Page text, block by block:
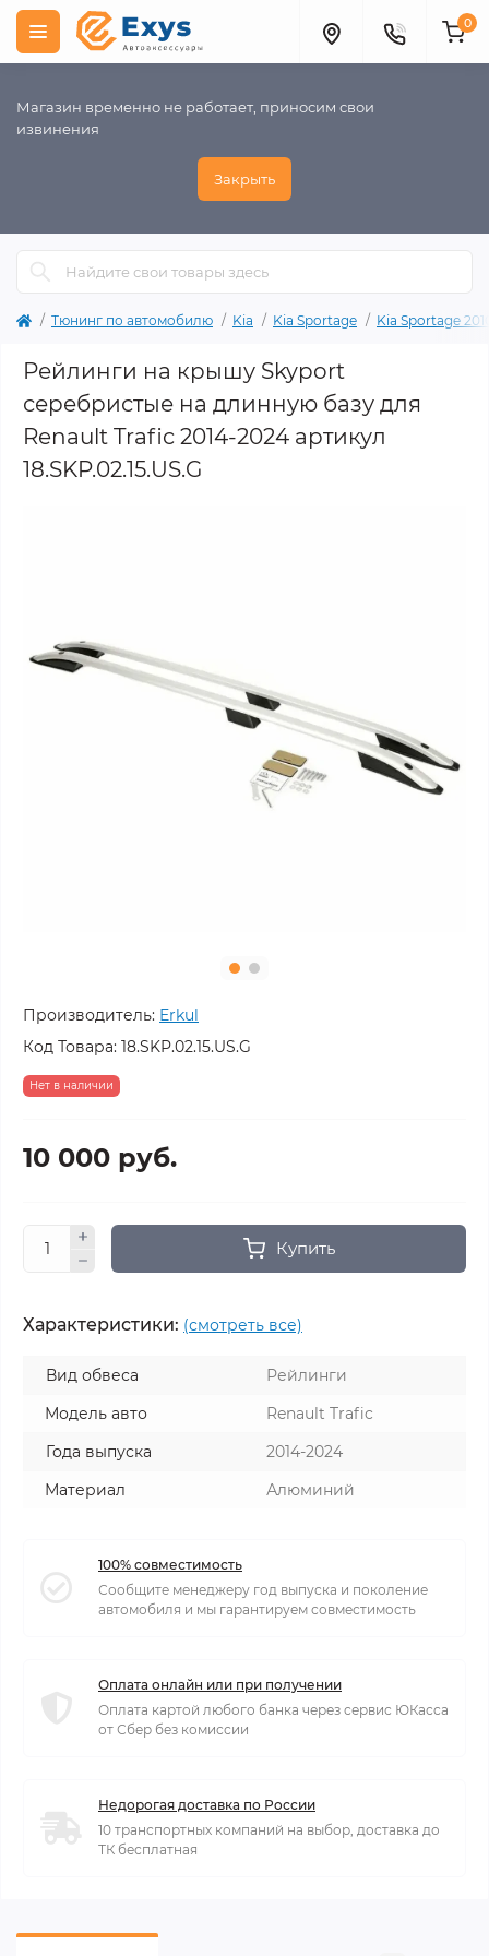
Магазин временно не работает, приносим свои
извинения
Закрыть
0
Тюнинг по автомобилю Kia Kia Sportage Kia Sportage
Рейлинги на крышу Skyport
серебристые на длинную базу для
Renault Trafic 2014-2024 артикул
18.SKP.02.15.US.G
Производитель: Erkul
Код Товара: 18.SKP.02.15.US.G
Нет в наличии
10 000 руб.
Купить
Характеристики: (смотреть все)
Вид обвеса
Рейлинги
Модель авто
Renault Trafic
Года выпуска
2014-2024
Материал
Алюминий
100% совместимость
Сообщите менеджеру год выпуска и поколение
автомобиля и мы гарантируем совместимость
Оплата онлайн или при получении
Оплата картой любого банка через сервис ЮКасса
от Сбер без комиссии
Недорогая доставка по России
10 транспортных компаний на выбор, доставка до
ТК бесплатная